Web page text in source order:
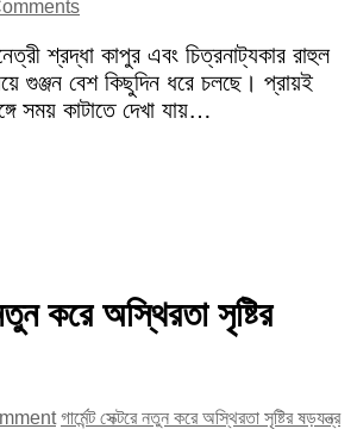
শ্রদ্ধা কাপুর এবং চিত্রনাট্যকার রাহুল
গুঞ্জন বেশ কিছুদিন ধরে চলছে। প্রায়ই
সময় কাটাতে দেখা যায়…
নতুন করে অস্থিরতা সৃষ্টির
গার্মেন্ট সেক্টরে নতুন করে অস্থিরতা সৃষ্টির ষড়যন্ত্র